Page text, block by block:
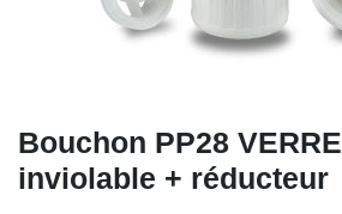
Bouchon PP28 VERRE
inviolable + réducteur